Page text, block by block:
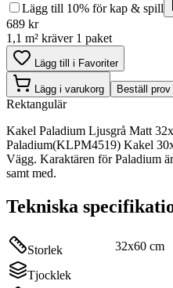
Lägg till 10% för kap & spill
689 kr
1,1 m² kräver 1 paket
Lägg till i Favoriter
Lägg i varukorg Beställ prov
Rektangulär
Kakel Paladium Ljusgrå Matt
Paladium(KLPM4519) Kakel
Vägg. Karaktären för Paladium
samt med.
Tekniska
Storlek 32x60 cm
Tjocklek